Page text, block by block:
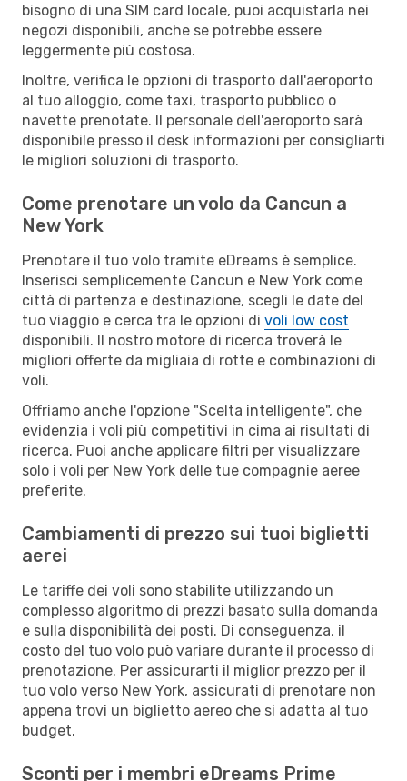
bisogno di una SIM card locale, puoi acquistarla nei
negozi disponibili, anche se potrebbe essere
leggermente più costosa.
Inoltre, verifica le opzioni di trasporto dall'aeroporto
al tuo alloggio, come taxi, trasporto pubblico o
navette prenotate. Il personale dell'aeroporto sarà
disponibile presso il desk informazioni per consigliarti
le migliori soluzioni di trasporto.
Come prenotare un volo da Cancun a
New York
Prenotare il tuo volo tramite eDreams è semplice.
Inserisci semplicemente Cancun e New York come
città di partenza e destinazione, scegli le date del
tuo viaggio e cerca tra le opzioni di voli low cost
disponibili. Il nostro motore di ricerca troverà le
migliori offerte da migliaia di rotte e combinazioni di
voli.
Offriamo anche l'opzione "Scelta intelligente", che
evidenzia i voli più competitivi in cima ai risultati di
ricerca. Puoi anche applicare filtri per visualizzare
solo i voli per New York delle tue compagnie aeree
preferite.
Cambiamenti di prezzo sui tuoi biglietti
aerei
Le tariffe dei voli sono stabilite utilizzando un
complesso algoritmo di prezzi basato sulla domanda
e sulla disponibilità dei posti. Di conseguenza, il
costo del tuo volo può variare durante il processo di
prenotazione. Per assicurarti il miglior prezzo per il
tuo volo verso New York, assicurati di prenotare non
appena trovi un biglietto aereo che si adatta al tuo
budget.
Sconti per i membri eDreams Prime